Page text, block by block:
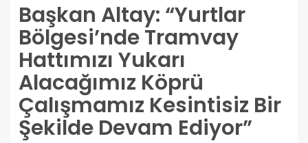
Başkan Altay: “Yurtlar
Bölgesi’nde Tramvay
Hattımızı Yukarı
Alacağımız Köprü
Çalışmamız Kesintisiz Bir
Şekilde Devam Ediyor”